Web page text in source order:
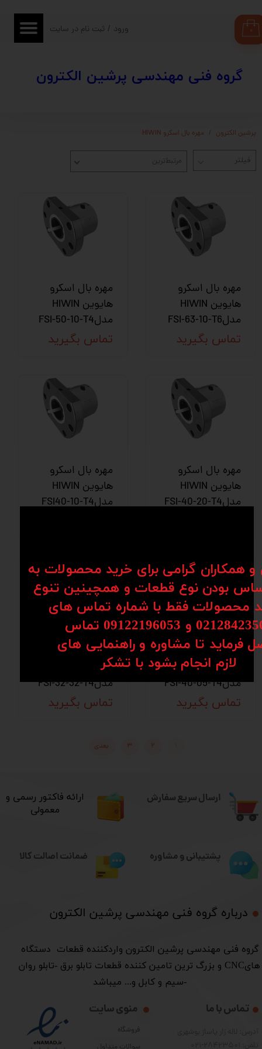
​​گروه فنی مهندسی پرشین الکترون
۰ ورود / ثبت نام در سایت
حساب کاربری من
سفارشات
پرشین الکترون مهره بال اسکرو HIWIN
مرتبط‌ترین
مهره بال اسکرو
هایوین HIWIN
مدلFSI-63-10-T6
تماس بگیرید
مهره بال اسکرو
هایوین HIWIN
مدلFSI-50-10-T4
تماس بگیرید
مهره بال اسکرو
هایوین HIWIN
مدلFSI-40-20-T4
مهره بال اسکرو
هایوین HIWIN
مدلFSI40-10-T4
مهره بال اسکرو
هایوین HIWIN
مدلFSI-40-05-T4
تماس بگیرید
مهره بال اسکرو
مدلFSI-32-32-T4
تماس بگیرید
۲ ۳ بعدی
ارسال سریع سفارش
درباره گروه فنی مهندسی پرشین الکترون​​​​​​​
​گروه فنی مهندسی پرشین الکترون واردکننده قطعات دستگاه
هایCNC و بزرگ ترین تامین کننده قطعات تابلو برق -تابلو روان
-سیم و کابل و... میباشد
منوی سایت
فروشگاه
تماس با ما
​ارائه فاکتور رسمی و
معمولی
پشتیبانی و مشاوره ضمانت اصالت کالا
همکاران گرامی برای خرید محصولات به
بودن نوع قطعات و همچینین تنوع
کد محصولات فقط با شماره تماس های
و 09122196053​​​​​​​ تماس
فرماید تا مشاوره و راهنمایی های
​​​​​​​لازم انجام بشود با تشکر​​​​​​​